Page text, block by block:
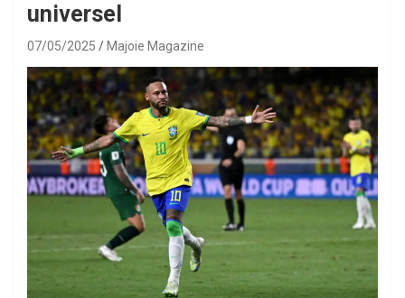
universel
07/05/2025 Majoie Magazine